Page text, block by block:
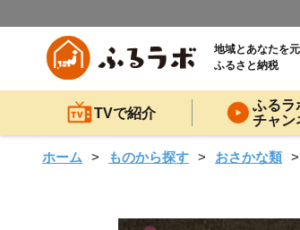
地域とあなたを
ふるさと納税
TVで紹介
ふるラ
チャン
ホーム ものから探す おさかな類